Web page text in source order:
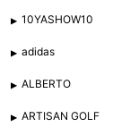
10YASHOW10
adidas
ALBERTO
ARTISAN GOLF